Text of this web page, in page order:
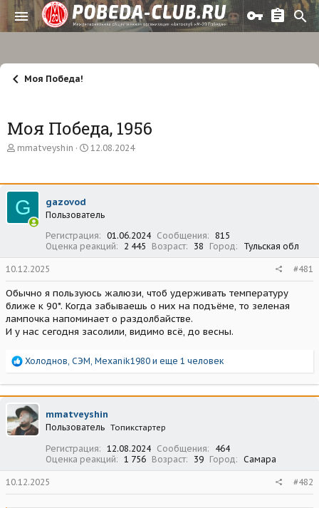
Моя Победа!
Моя Победа, 1956
А
о
р
т
е
mmatveyshin
Д
а
ч
л
а
12.08.2024
G gazovod
Пользователь
Регистрация
01.06.2024 Сообщения
815
Оценка реакций
2 445 Возраст 38 Город Тульская обл
10.12.2025 #481
Обычно я пользуюсь жалюзи, чтоб удерживать температуру
ближе к 90*. Когда забываешь о них на подъёме, то зеленая
лампочка напоминает о раздолбайстве.
И у нас сегодня засолили, видимо всё, до весны.
Р
а
к
ц
и
и
Холоднов, СЭМ, Mexanik1980 и еще 1 человек
mmatveyshin
Пользователь Топикстартер
Регистрация 12.08.2024 Сообщения
464
Оценка реакций
1 756 Возраст 39 Город Самара
10.12.2025 #482